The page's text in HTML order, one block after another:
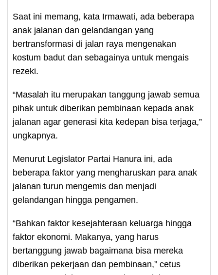
Saat ini memang, kata Irmawati, ada beberapa
anak jalanan dan gelandangan yang
bertransformasi di jalan raya mengenakan
kostum badut dan sebagainya untuk mengais
rezeki.
“Masalah itu merupakan tanggung jawab semua
pihak untuk diberikan pembinaan kepada anak
jalanan agar generasi kita kedepan bisa terjaga,”
ungkapnya.
Menurut Legislator Partai Hanura ini, ada
beberapa faktor yang mengharuskan para anak
jalanan turun mengemis dan menjadi
gelandangan hingga pengamen.
“Bahkan faktor kesejahteraan keluarga hingga
faktor ekonomi. Makanya, yang harus
bertanggung jawab bagaimana bisa mereka
diberikan pekerjaan dan pembinaan,” cetus